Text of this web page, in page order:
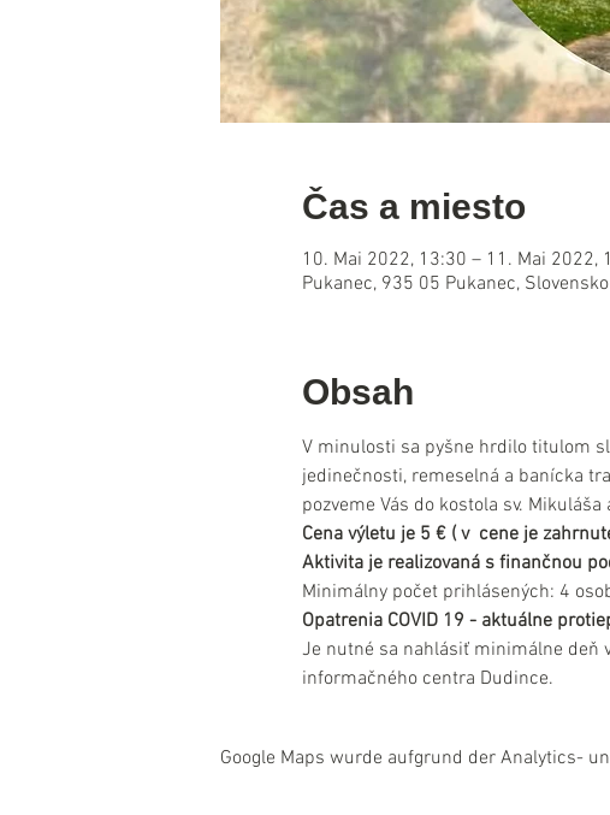
Čas a miesto
10. Mai 2022, 13:30 – 11. Mai 2022,
Pukanec, 935 05 Pukanec, Slovensko
Obsah
V minulosti sa pyšne hrdilo titulom
jedinečnosti, remeselná a banícka
pozveme Vás do kostola sv.
Cena výletu je 5 € ( v  cene je
Aktivita je realizovaná s finančnou
Minimálny počet prihlásených: 4
Opatrenia COVID 19 - aktuálne
Je nutné sa nahlásiť minimálne deň
informačného centra Dudince.
Google Maps wurde aufgrund der Analytics-